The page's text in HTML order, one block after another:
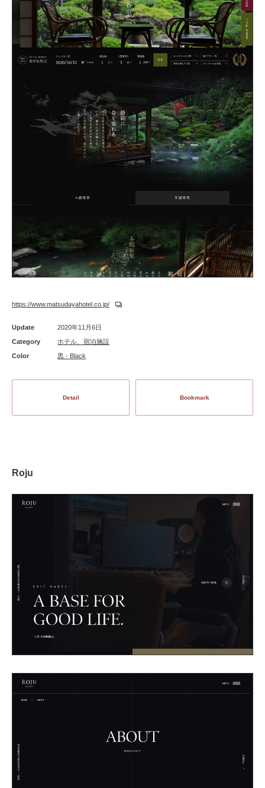
https://www.matsudayahotel.co.jp/
Update
2020年11月6日
Category
ホテル、宿泊施設
Color
黒 - Black
Detail Bookmark
Roju